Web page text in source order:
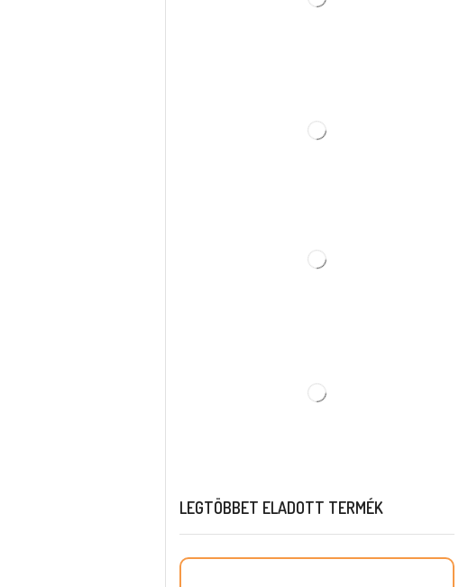
LEGTÖBBET ELADOTT TERMÉK